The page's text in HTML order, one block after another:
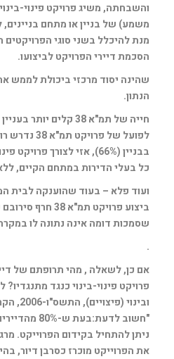
והשבחתה, משיג פרויקט פינוי-
משמע) של בניין או מתחם
מנת להיכלל בשני סוגי
הסכמת דיירי הפרויקט לביצועו.
שהינה יסוד מרכזי ביכולת לממש
הנתון.
חייה של תמ"א 38 קלים
לפועל של
בבניין (66%), אזי לצורך
כל בעלי הדירות במתחם הקיים,
ועוד פלא – בעוד שהוענקה לבית
ביצוע פרויקט
שסמכות דומה אינה נתונה לו
.
אם כן, לשאלה , מהי תרופתם של
פרויקט פינוי-בינוי כנגד מתנגדיו?
ובינוי (פיצויים), התשס"ו-2006, הקרוי "חוק הדייר הסרבן",
"חשוב
ניתן להתחיל בקידום הפרוייקט.
את הפרוייקט מוכרז כסרבן דיור,